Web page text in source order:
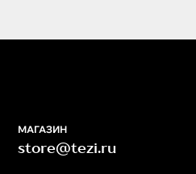
МАГАЗИН
store@tezi.ru